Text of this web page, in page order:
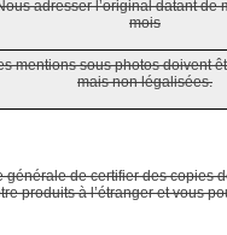
adresser l’original datant de
mois
mentions sous photos doivent
mais non légalisées.
de certifier des copies
produits à l’étranger et vous